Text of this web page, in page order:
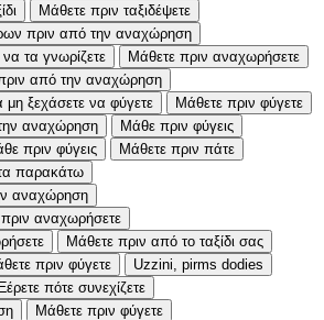
Μάθετε πριν ταξιδέψετε
πριν από την αναχώρηση
να τα γνωρίζετε
Μάθετε πριν αναχωρήσετε
από την αναχώρηση
μη ξεχάσετε να φύγετε
Μάθετε πριν φύγετε
αναχώρηση
Μάθε πριν φύγεις
πριν φύγεις
Μάθετε πριν πάτε
παρακάτω
αναχώρηση
πριν αναχωρήσετε
Μάθετε πριν από το ταξίδι σας
πριν φύγετε
Uzzini, pirms dodies
πότε συνεχίζετε
Μάθετε πριν φύγετε